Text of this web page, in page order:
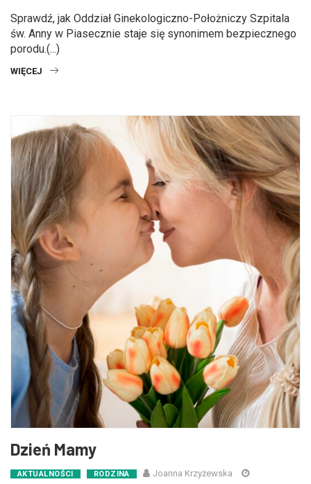
Sprawdź, jak Oddział Ginekologiczno-Położniczy Szpitala
św. Anny w Piasecznie staje się synonimem bezpiecznego
porodu.(...)
WIĘCEJ
Dzień Mamy
AKTUALNOŚCI RODZINA
Joanna Krzyżewska